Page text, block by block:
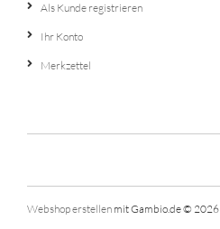
Als Kunde registrieren
Ihr Konto
Merkzettel
Webshop erstellen mit Gambio.de © 2026